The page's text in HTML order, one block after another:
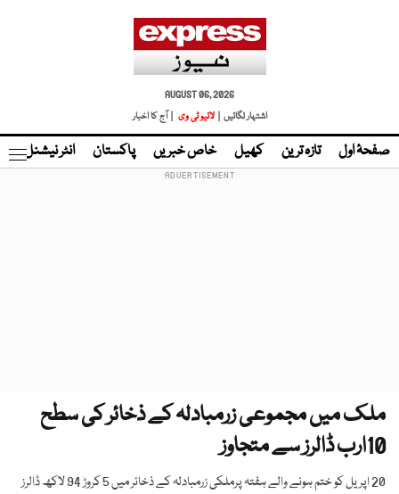
AUGUST 06, 2026
اشتہار لگائیں |
لائیو ٹی وی | آج کا اخبار
صفحۂ اول تازہ ترین کھیل خاص خبریں پاکستان انٹر نیشنل
ملک میں مجموعی زرمبادلہ کے ذخائر کی سطح
10ارب ڈالرز سے متجاوز
20 اپریل کو ختم ہونے والے ہفتہ پرملکی زرمبادلہ کے ذخائر میں 5 کروڑ 94 لاکھ ڈالرز